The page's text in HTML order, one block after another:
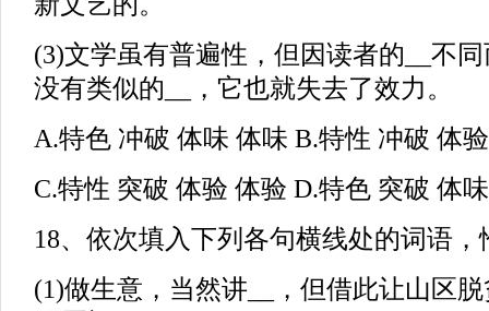
(3)文学虽有普遍性，但因读者的__不
没有类似的__，它也就失去了效力。
A.特色 冲破 体味 体味 B.特性 冲破 体
C.特性 突破 体验 体验 D.特色 突破 体
18、依次填入下列各句横线处的词语
(1)做生意，当然讲__，但借此让山区